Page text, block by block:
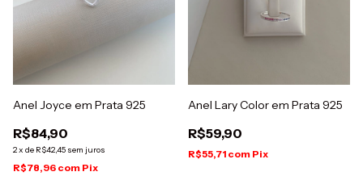
Anel Joyce em Prata 925
R$84,90
2x de R$42,45 sem juros
R$78,96 com Pix
Anel Lary Color em Prata 925
R$59,90
R$55,71 com Pix